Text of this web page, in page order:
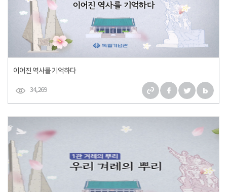
이어진 역사를 기억하다
34,269